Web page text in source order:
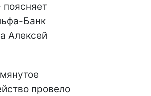
Банк
Алексей
провело